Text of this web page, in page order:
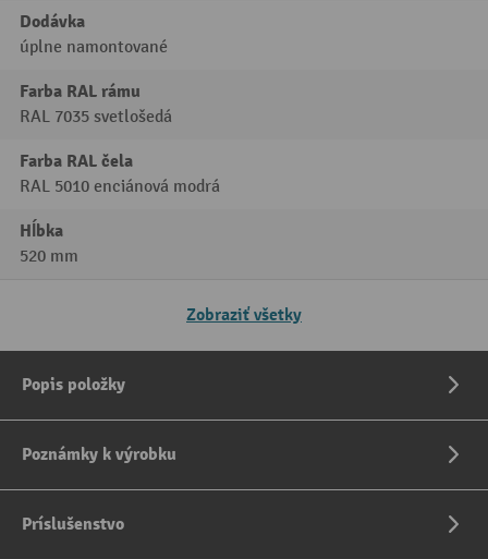
Dodávka
úplne namontované
Farba RAL rámu
RAL 7035 svetlošedá
Farba RAL čela
RAL 5010 enciánová modrá
Hĺbka
520 mm
Zobraziť všetky
Popis položky
Poznámky k výrobku
Príslušenstvo